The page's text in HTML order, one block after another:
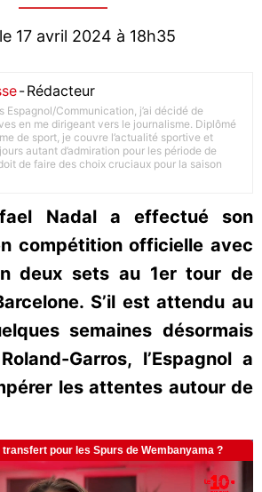
17 avril 2024 à 18h35
-Rédacteur
Espagnol/Communication, j’ai décidé de
en me dirigeant vers le journalisme. Diplômé
de sport, je couvre l’actualité sportive et
autant d’admiration pour les période de
de faire des choix cruciaux pour la saison
Nadal a effectué son
compétition officielle avec
deux sets au 1er tour de
S’il est attendu au
semaines désormais
Garros, l’Espagnol a
les attentes autour de